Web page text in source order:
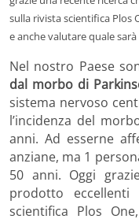
sulla rivista scientifica Plos
e anche valutare quale
Nel nostro Paese
dal morbo di
sistema nervoso
l’incidenza del
anni. Ad esserne
anziane, ma 1
50 anni. Oggi
prodotto
scientifica Plos